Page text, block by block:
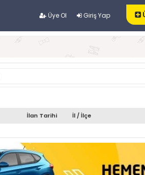
Üye Ol Giriş Yap
İlan Tarihi İl / İlçe